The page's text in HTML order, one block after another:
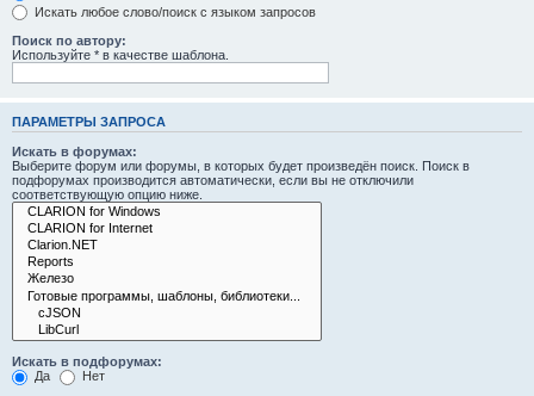
Искать любое слово/поиск с языком запросов
Поиск по автору:
Используйте * в качестве шаблона.
ПАРАМЕТРЫ ЗАПРОСА
Искать в форумах:
Выберите форум или форумы, в которых будет произведён поиск. Поиск в
подфорумах производится автоматически, если вы не отключили
соответствующую опцию ниже.
Искать в подфорумах:
Да
Нет